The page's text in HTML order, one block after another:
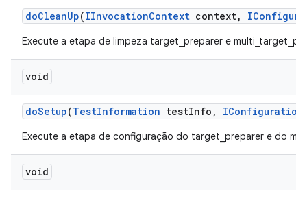
doCleanUp(IInvocationContext context,
Execute a etapa de limpeza target_preparer e
void
doSetup(TestInformation testInfo , IConfiguration
Execute a etapa de configuração do target_preparer e do
void